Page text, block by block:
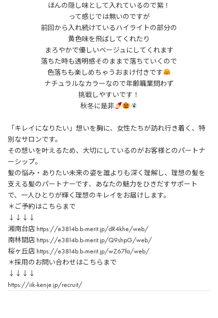
ほんの隠し味として入れているので紫！
って感じでは無いのですが
前回から入れ続けているハイライトの部分の
黄色味を飛ばしてくれたり
まろやかで優しいベージュにしてくれます
落ちた時も透明感そのままで落ちていくので
色落ちも楽しめちゃうおまけ付きです
ナチュラルなカラーなので年齢職業問わず
挑戦しやすいです！
秋冬に是非
「キレイになりたい」想いを胸に、女性たちが訪れ行き着く、特
別なサロンです。
その想いを叶えるため、大切にしているのがお客様とのパートナ
ーシップ。
髪の悩み・ありたい未来の姿を誰よりも深く理解し、理想の髪を
支える髪のパートナーです、あなたの魅力をひきだすサポート
で、一人ひとりが輝く理想のキレイをお届けします。
＊ご予約はこちらまで
↓↓↓↓
湘南台店 https://e3814b.b-merit.jp/dR4khe/web/
南林間店 https://e3814b.b-merit.jp/Q9shpG/web/
桜ヶ丘店 https://e3814b.b-merit.jp/wZ67fa/web/
＊採用のお問い合わせはこちらまで
↓↓↓↓
https://iik-kenje.jp/recruit/